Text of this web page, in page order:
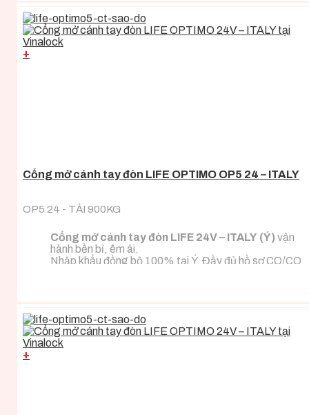
+
Cổng mở cánh tay đòn LIFE OPTIMO OP5 24 – ITALY
OP5 24 - TẢI 900KG
Cổng mở cánh tay đòn LIFE 24V – ITALY (Ý) vận
hành bền bỉ, êm ái.
Nhập khẩu đồng bộ 100% tại Ý. Đầy đủ hồ sơ CO/CQ
+